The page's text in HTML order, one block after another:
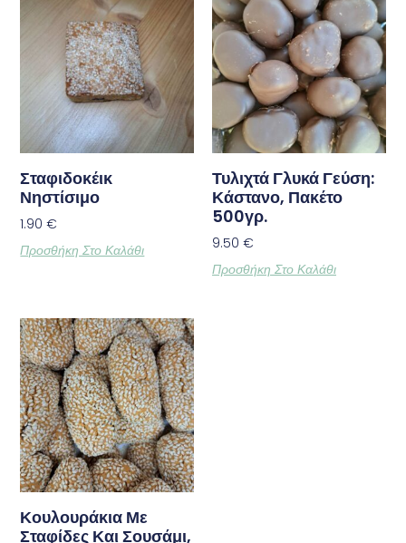
Σταφιδοκέικ
Νηστίσιμο
1.90€
Προσθήκη Στο Καλάθι
Τυλιχτά Γλυκά Γεύση:
Κάστανο, Πακέτο
500γρ.
9.50 €
Προσθήκη Στο Καλάθι
Κουλουράκια Με
Σταφίδες Και Σουσάμι,